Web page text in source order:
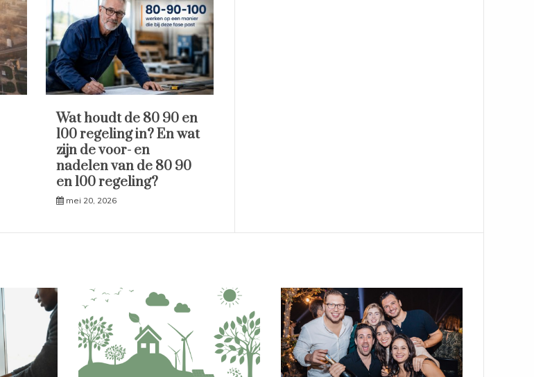
Wat houdt de 80 90 en
100 regeling in? En wat
zijn de voor- en
nadelen van de 80 90
en 100 regeling?
mei 20, 2026